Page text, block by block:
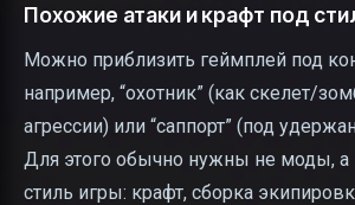
Похожие атаки и крафт под
Можно приблизить геймплей под
например, “охотник” (как скелет/
агрессии) или “саппорт” (под
Для этого обычно нужны не моды,
стиль игры: крафт, сборка